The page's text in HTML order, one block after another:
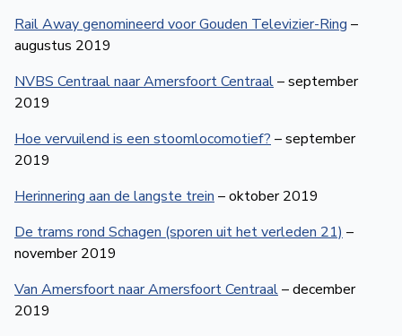
Rail Away genomineerd voor Gouden Televizier-Ring –
augustus 2019
NVBS Centraal naar Amersfoort Centraal– september
2019
Hoe vervuilend is een stoomlocomotief?– september
2019
Herinnering aan de langste trein– oktober 2019
De trams rond Schagen (sporen uit het verleden 21)–
november 2019
Van Amersfoort naar Amersfoort Centraal– december
2019